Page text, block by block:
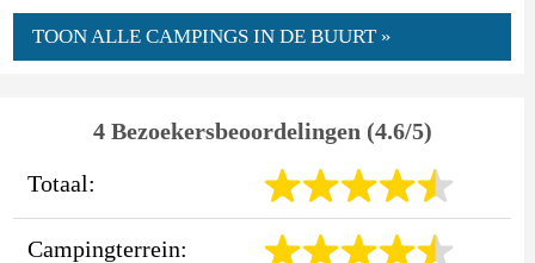
TOON ALLE CAMPINGS IN DE BUURT »
4 Bezoekersbeoordelingen (4.6/5)
Totaal:
Campingterrein: